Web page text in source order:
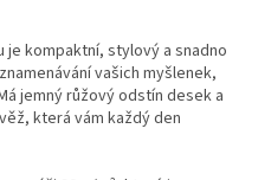
je kompaktní, stylový a snadno
vašich myšlenek,
jemný růžový odstín desek a
která vám každý den